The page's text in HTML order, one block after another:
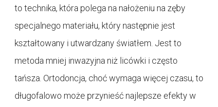
to technika, która polega na nałożeniu na zęby
specjalnego materiału, który następnie jest
kształtowany i utwardzany światłem. Jest to
metoda mniej inwazyjna niż licówki i często
tańsza. Ortodoncja, choć wymaga więcej czasu, to
długofalowo może przynieść najlepsze efekty w